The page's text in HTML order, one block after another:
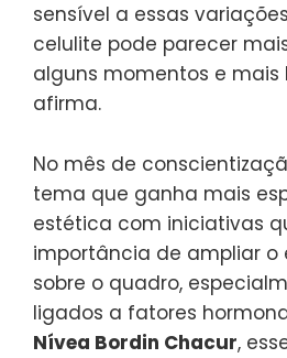
sensível a essas
celulite pode parecer
alguns momentos e mais
afirma.
No mês de
tema que ganha mais
estética com iniciativas
importância de ampliar o
sobre o quadro,
ligados a fatores
Nívea Bordin Chacur,